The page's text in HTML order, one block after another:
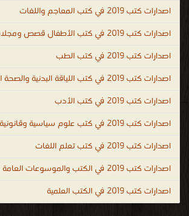
اصدارات كتب 2019 في كتب المعاجم واللغات
اصدارات كتب 2019 في كتب الأطفال قصص ومجلات
اصدارات كتب 2019 في كتب الطب
اصدارات كتب 2019 في كتب اللياقة البدنية والصحة العامة
اصدارات كتب 2019 في كتب الأدب
اصدارات كتب 2019 في كتب علوم سياسية وقانونية
اصدارات كتب 2019 في كتب تعلم اللغات
اصدارات كتب 2019 في الكتب والموسوعات العامة
اصدارات كتب 2019 في الكتب العلمية